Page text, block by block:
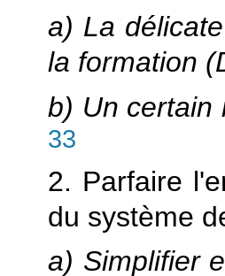
a) La
la formation
b) Un certain
33
2. Parfaire
du système
a) Simplifier